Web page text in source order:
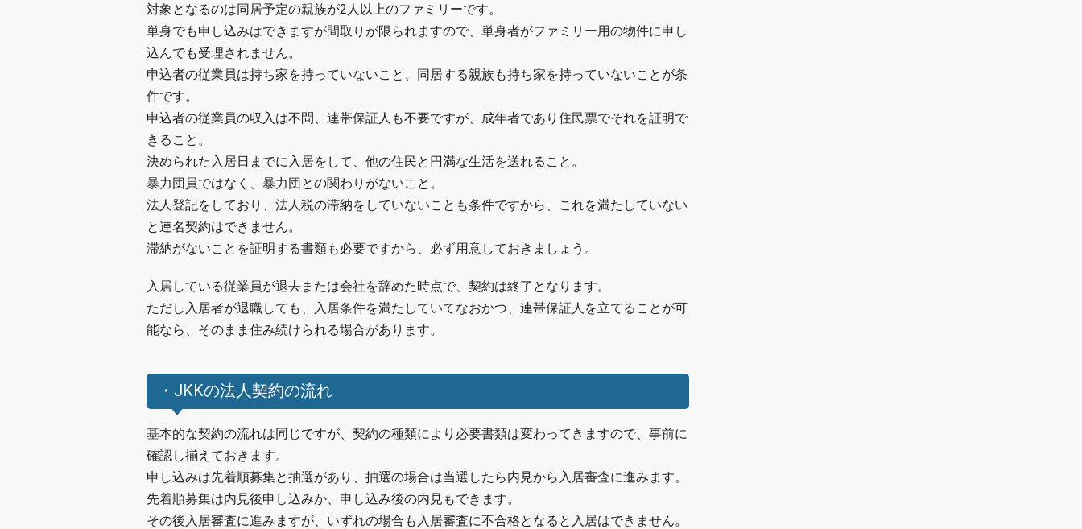
対象となるのは同居予定の親族が2人以上のファミリーです。
単身でも申し込みはできますが間取りが限られますので、単身者がファミリー用の物件に申し
込んでも受理されません。
申込者の従業員は持ち家を持っていないこと、同居する親族も持ち家を持っていないことが条
件です。
申込者の従業員の収入は不問、連帯保証人も不要ですが、成年者であり住民票でそれを証明で
きること。
決められた入居日までに入居をして、他の住民と円満な生活を送れること。
暴力団員ではなく、暴力団との関わりがないこと。
法人登記をしており、法人税の滞納をしていないことも条件ですから、これを満たしていない
と連名契約はできません。
滞納がないことを証明する書類も必要ですから、必ず用意しておきましょう。
入居している従業員が退去または会社を辞めた時点で、契約は終了となります。
ただし入居者が退職しても、入居条件を満たしていてなおかつ、連帯保証人を立てることが可
能なら、そのまま住み続けられる場合があります。
・JKKの法人契約の流れ
基本的な契約の流れは同じですが、契約の種類により必要書類は変わってきますので、事前に
確認し揃えておきます。
申し込みは先着順募集と抽選があり、抽選の場合は当選したら内見から入居審査に進みます。
先着順募集は内見後申し込みか、申し込み後の内見もできます。
その後入居審査に進みますが、いずれの場合も入居審査に不合格となると入居はできません。